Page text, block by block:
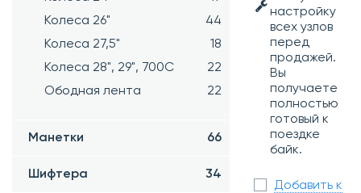
Колеса 26"
44
Колеса 27,5"
18
Колеса 28", 29", 700С
22
Ободная лента
22
Манетки 66
Шифтера 34
настройку
всех узлов
перед
продажей.
Вы
получаете
полностью
готовый к
поездке
байк.
Добавить к